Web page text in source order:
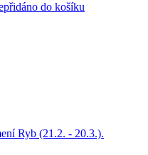
do košíku
Ryb (21.2. - 20.3.).